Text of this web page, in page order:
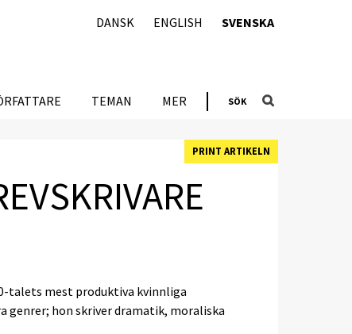
TEMAN MER SÖK
DANSK ENGLISH SVENSKA
PRINT ARTIKELN
talets mest produktiva kvinnliga
genrer; hon skriver dramatik, moraliska